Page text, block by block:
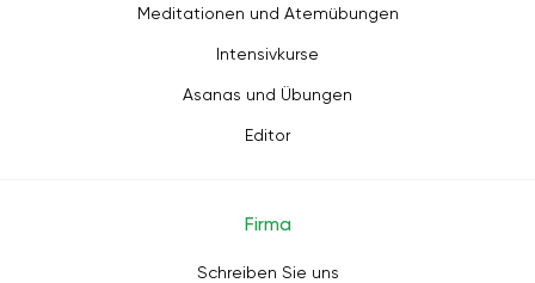
Meditationen und Atemübungen
Intensivkurse
Asanas und Übungen
Editor
Firma
Schreiben Sie uns